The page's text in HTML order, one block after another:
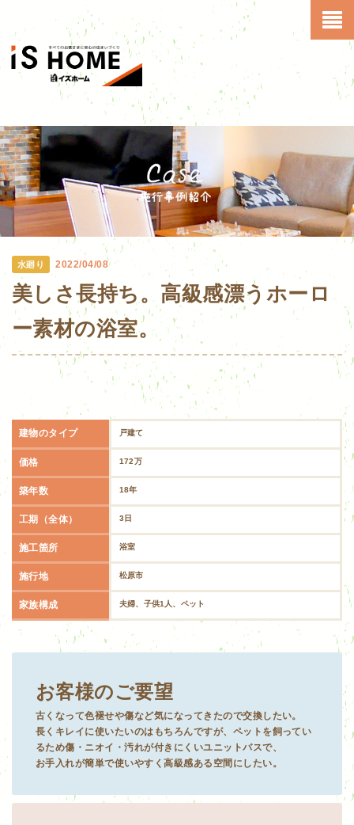
水廻り 2022/04/08
美しさ長持ち。高級感漂うホーロ
ー素材の浴室。
建物のタイプ 戸建て
価格 172万
築年数 18年
工期（全体） 3日
施工箇所 浴室
施行地 松原市
家族構成 夫婦、子供1人、ペット
お客様のご要望
古くなって色褪せや傷など気になってきたので交換したい。
長くキレイに使いたいのはもちろんですが、ペットを飼ってい
るため傷・ニオイ・汚れが付きにくいユニットバスで、
お手入れが簡単で使いやすく高級感ある空間にしたい。